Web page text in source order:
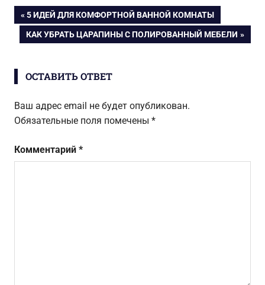
Навигация
по
записям
ПРЕДЫДУЩАЯ
ЗАПИСЬ:
5 ИДЕЙ ДЛЯ КОМФОРТНОЙ ВАННОЙ КОМНАТЫ
СЛЕДУЮЩАЯ
КАК УБРАТЬ ЦАРАПИНЫ С ПОЛИРОВАННЫЙ МЕБЕЛИ
ОСТАВИТЬ ОТВЕТ
Ваш адрес email не будет опубликован.
Обязательные поля помечены *
Комментарий *